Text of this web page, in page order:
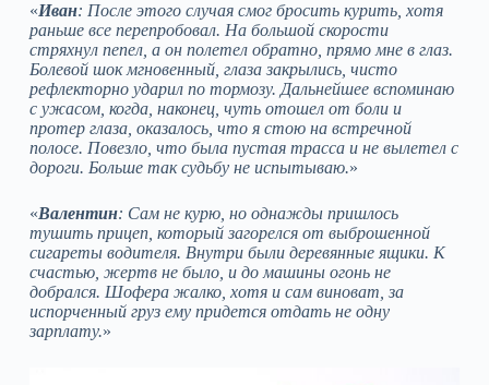
«Иван: После этого случая смог бросить курить, хотя
раньше все перепробовал. На большой скорости
стряхнул пепел, а он полетел обратно, прямо мне в глаз.
Болевой шок мгновенный, глаза закрылись, чисто
рефлекторно ударил по тормозу. Дальнейшее вспоминаю
с ужасом, когда, наконец, чуть отошел от боли и
протер глаза, оказалось, что я стою на встречной
полосе. Повезло, что была пустая трасса и не вылетел с
дороги. Больше так судьбу не испытываю.»
«Валентин: Сам не курю, но однажды пришлось
тушить прицеп, который загорелся от выброшенной
сигареты водителя. Внутри были деревянные ящики. К
счастью, жертв не было, и до машины огонь не
добрался. Шофера жалко, хотя и сам виноват, за
испорченный груз ему придется отдать не одну
зарплату.»